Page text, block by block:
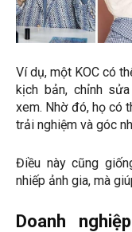
Ví dụ, một KOC có
kịch bản, chỉnh
xem. Nhờ đó, họ có
trải nghiệm và góc
Điều này cũng
nhiếp ảnh gia, mà
Doanh